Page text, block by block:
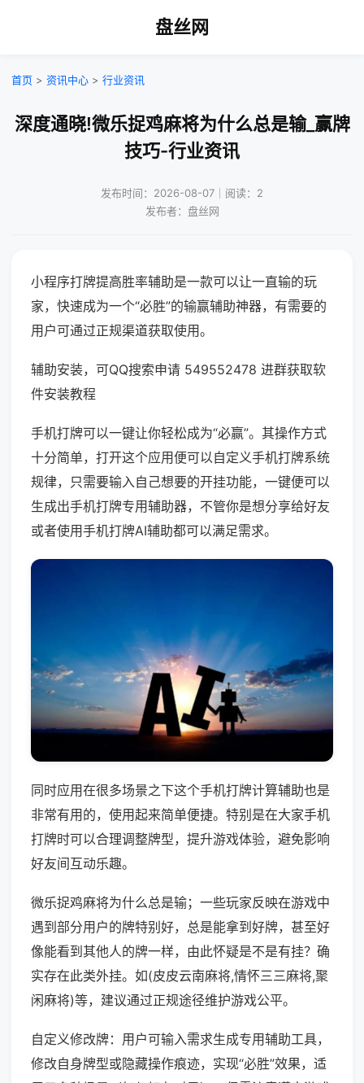
盘丝网
首页 > 资讯中心 > 行业资讯
深度通晓!微乐捉鸡麻将为什么总是输_赢牌
技巧-行业资讯
发布时间：2026-08-07｜阅读：2
发布者：盘丝网
小程序打牌提高胜率辅助是一款可以让一直输的玩
家，快速成为一个“必胜”的输赢辅助神器，有需要的
用户可通过正规渠道获取使用。
辅助安装，可QQ搜索申请 549552478 进群获取软
件安装教程
手机打牌可以一键让你轻松成为“必赢”。其操作方式
十分简单，打开这个应用便可以自定义手机打牌系统
规律，只需要输入自己想要的开挂功能，一键便可以
生成出手机打牌专用辅助器，不管你是想分享给好友
或者使用手机打牌AI辅助都可以满足需求。
同时应用在很多场景之下这个手机打牌计算辅助也是
非常有用的，使用起来简单便捷。特别是在大家手机
打牌时可以合理调整牌型，提升游戏体验，避免影响
好友间互动乐趣。
微乐捉鸡麻将为什么总是输；一些玩家反映在游戏中
遇到部分用户的牌特别好，总是能拿到好牌，甚至好
像能看到其他人的牌一样，由此怀疑是不是有挂？确
实存在此类外挂。如(皮皮云南麻将,情怀三三麻将,聚
闲麻将)等，建议通过正规途径维护游戏公平。
自定义修改牌：用户可输入需求生成专用辅助工具，
修改自身牌型或隐藏操作痕迹，实现“必胜”效果，适